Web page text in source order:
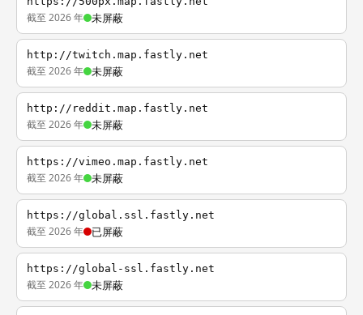
截至 2026 年 未屏蔽
http://twitch.map.fastly.net
截至 2026 年 未屏蔽
http://reddit.map.fastly.net
截至 2026 年 未屏蔽
https://vimeo.map.fastly.net
截至 2026 年 未屏蔽
https://global.ssl.fastly.net
截至 2026 年 已屏蔽
https://global-ssl.fastly.net
截至 2026 年 未屏蔽